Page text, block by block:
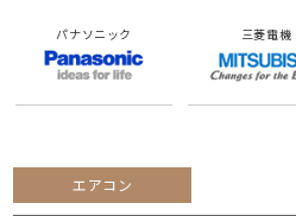
パナソニック 三菱電機
エアコン